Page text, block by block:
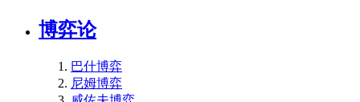
博弈论
巴什博弈
尼姆博弈